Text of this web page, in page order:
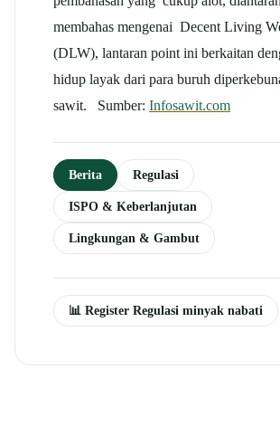
membahas mengenai Decent Living
(DLW), lantaran point ini berkaitan
hidup layak dari para buruh
sawit. Sumber: Infosawit.com
Berita Regulasi
ISPO & Keberlanjutan
Lingkungan & Gambut
📊 Register Regulasi minyak nabati